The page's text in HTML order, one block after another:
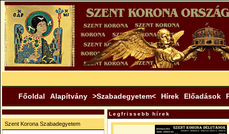
Főoldal Alapítvány >Szabadegyetem< Hírek Előadások
Szent Korona Szabadegyetem
Legfrissebb hírek